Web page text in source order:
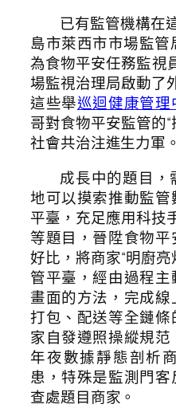
已有監管機構在
島市萊西市市場監
為食物平安任務監視
場監視治理局啟動了
這些舉巡迴健康管理
哥對食物平安監管的
社會共治注進生力軍。
成長中的題目，
地可以摸索推動監
平臺，充足應用科技
等題目，晉陞食物平
好比，將商家“明廚
管平臺，經由過程
畫面的方法，完成線
打包、配送等全鏈
家自發遵照操縱規
年夜數據靜態剖析
患，特殊是監測門
查處題目商家。